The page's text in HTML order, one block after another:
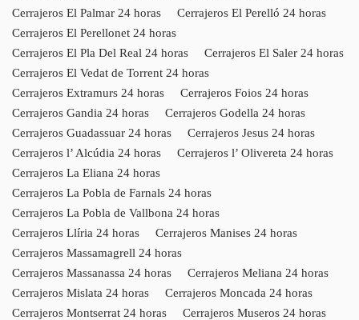
Cerrajeros El Palmar 24 horas
Cerrajeros El Perelló 24 horas
Cerrajeros El Perellonet 24 horas
Cerrajeros El Pla Del Real 24 horas
Cerrajeros El Saler 24 horas
Cerrajeros El Vedat de Torrent 24 horas
Cerrajeros Extramurs 24 horas
Cerrajeros Foios 24 horas
Cerrajeros Gandia 24 horas
Cerrajeros Godella 24 horas
Cerrajeros Guadassuar 24 horas
Cerrajeros Jesus 24 horas
Cerrajeros l’ Alcúdia 24 horas
Cerrajeros l’ Olivereta 24 horas
Cerrajeros La Eliana 24 horas
Cerrajeros La Pobla de Farnals 24 horas
Cerrajeros La Pobla de Vallbona 24 horas
Cerrajeros Llíria 24 horas
Cerrajeros Manises 24 horas
Cerrajeros Massamagrell 24 horas
Cerrajeros Massanassa 24 horas
Cerrajeros Meliana 24 horas
Cerrajeros Mislata 24 horas
Cerrajeros Moncada 24 horas
Cerrajeros Montserrat 24 horas
Cerrajeros Museros 24 horas